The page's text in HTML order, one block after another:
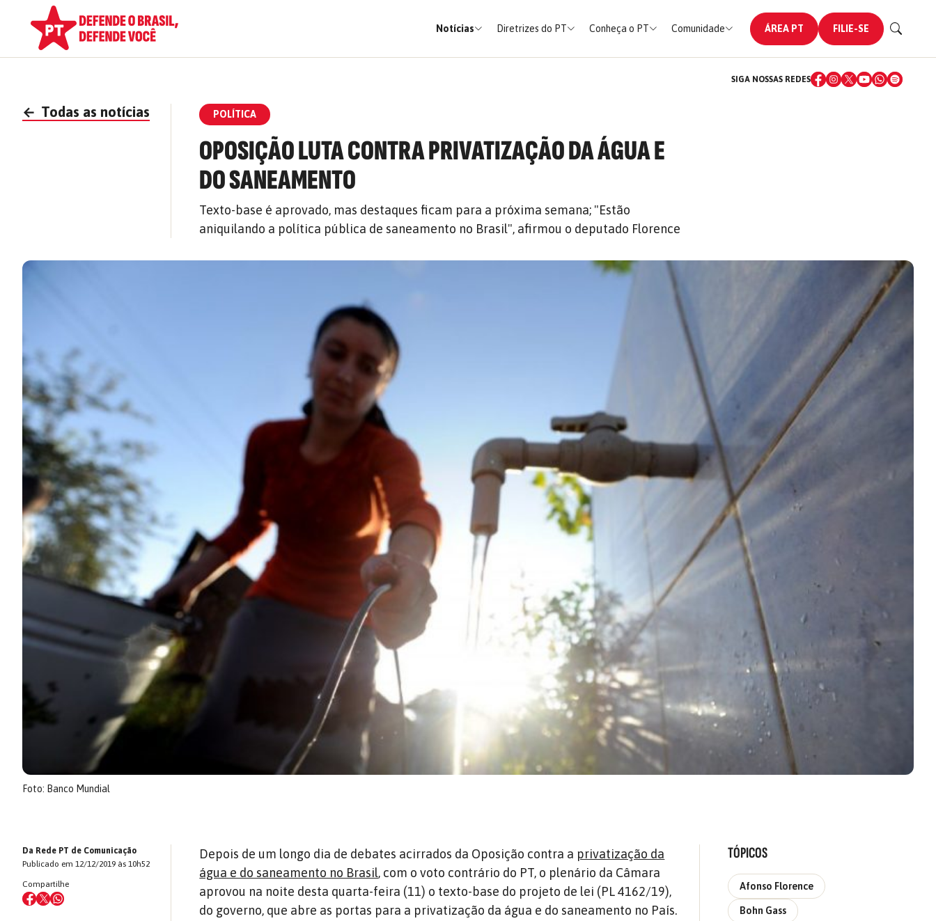
Notícias Diretrizes do PT Conheça o PT Comunidade ÁREA PT FILIE-SE
SIGA NOSSAS REDES
← Todas as notícias POLÍTICA
OPOSIÇÃO LUTA CONTRA PRIVATIZAÇÃO DA ÁGUA E
DO SANEAMENTO
Texto-base é aprovado, mas destaques ficam para a próxima semana; "Estão
aniquilando a política pública de saneamento no Brasil", afirmou o deputado Florence
Foto: Banco Mundial
Da Rede PT de Comunicação
Publicado em 12/12/2019 às 10h52
Compartilhe
Depois de um longo dia de debates acirrados da Oposição contra a privatização da
água e do saneamento no Brasil, com o voto contrário do PT, o plenário da Câmara
aprovou na noite desta quarta-feira (11) o texto-base do projeto de lei (PL 4162/19),
do governo, que abre as portas para a privatização da água e do saneamento no País.
TÓPICOS
Afonso Florence
Bohn Gass